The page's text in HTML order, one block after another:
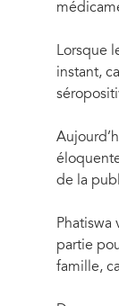
Lorsque
instant,
de la
Phatiswa
partie
famille,